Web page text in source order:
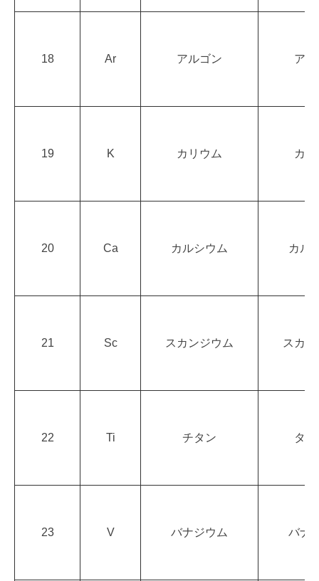
18 Ar アルゴン ア
19 K カリウム カ
20 Ca カルシウム カル
21 Sc スカンジウム スカ
22 Ti チタン タ
23 V バナジウム バナ